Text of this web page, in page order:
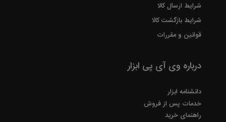
شرایط ارسال کالا
شرایط بازگشت کالا
قوانین و مقررات
درباره وی آی پی ابزار
دانشنامه ابزار
خدمات پس از فروش
راهنمای خرید